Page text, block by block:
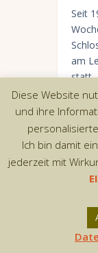
Seit
am
statt,
Diese Website
und ihre
Ich bin damit
jederzeit mit